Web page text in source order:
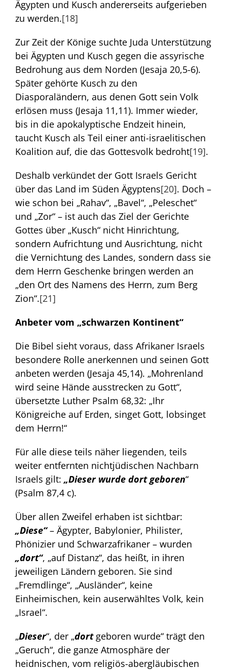
Ägypten und Kusch andererseits aufgerieben
zu werden.[18]
Zur Zeit der Könige suchte Juda Unterstützung
bei Ägypten und Kusch gegen die assyrische
Bedrohung aus dem Norden (Jesaja 20,5-6).
Später gehörte Kusch zu den
Diasporaländern, aus denen Gott sein Volk
erlösen muss (Jesaja 11,11). Immer wieder,
bis in die apokalyptische Endzeit hinein,
taucht Kusch als Teil einer anti-israelitischen
Koalition auf, die das Gottesvolk bedroht[19].
Deshalb verkündet der Gott Israels Gericht
über das Land im Süden Ägyptens[20]. Doch –
wie schon bei „Rahav“, „Bavel“, „Peleschet“
und „Zor“ – ist auch das Ziel der Gerichte
Gottes über „Kusch“ nicht Hinrichtung,
sondern Aufrichtung und Ausrichtung, nicht
die Vernichtung des Landes, sondern dass sie
dem Herrn Geschenke bringen werden an
„den Ort des Namens des Herrn, zum Berg
Zion“.[21]
Anbeter vom „schwarzen Kontinent“
Die Bibel sieht voraus, dass Afrikaner Israels
besondere Rolle anerkennen und seinen Gott
anbeten werden (Jesaja 45,14). „Mohrenland
wird seine Hände ausstrecken zu Gott“,
übersetzte Luther Psalm 68,32: „Ihr
Königreiche auf Erden, singet Gott, lobsinget
dem Herrn!“
Für alle diese teils näher liegenden, teils
weiter entfernten nichtjüdischen Nachbarn
Israels gilt: „Dieser wurde dort geboren“
(Psalm 87,4 c).
Über allen Zweifel erhaben ist sichtbar:
„Diese“– Ägypter, Babylonier, Philister,
Phönizier und Schwarzafrikaner – wurden
„dort“, „auf Distanz“, das heißt, in ihren
jeweiligen Ländern geboren. Sie sind
„Fremdlinge“, „Ausländer“, keine
Einheimischen, kein auserwähltes Volk, kein
„Israel“.
„Dieser“, der „dortgeboren wurde“ trägt den
„Geruch“, die ganze Atmosphäre der
heidnischen, vom religiös-abergläubischen